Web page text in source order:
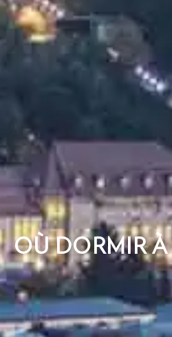
OÙ DORMIR À